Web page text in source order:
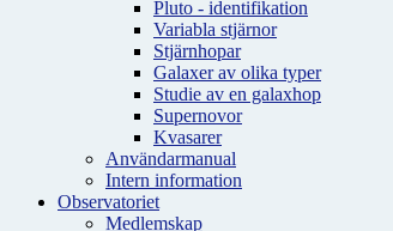
Pluto - identifikation
Variabla stjärnor
Stjärnhopar
Galaxer av olika typer
Studie av en galaxhop
Supernovor
Kvasarer
Användarmanual
Intern information
Observatoriet
Medlemskap